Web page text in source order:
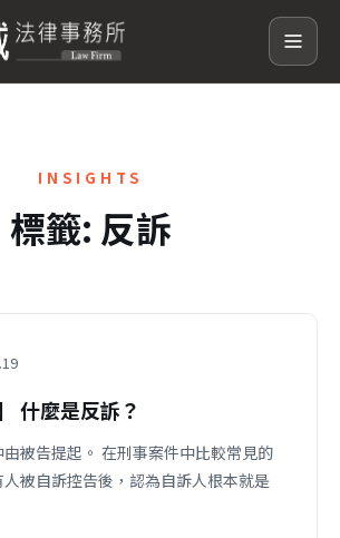
INSIGHTS
標籤: 反訴
什麼是反訴？
被告提起。 在刑事案件中比較常見的
被自訴控告後，認為自訴人根本就是